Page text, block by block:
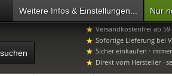
+49 7392 96649-0
Versandkostenfrei ab 59
Sofortige Lieferung bei
Sicher einkaufen ·
Direkt vom Hersteller ·
Nur
Weitere Infos & Einstellungen...